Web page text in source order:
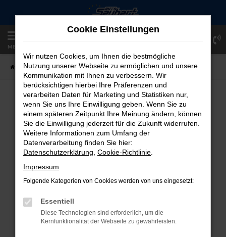
Zum
springen
MENÜ
Startseite Fahrzeugangebote Fahrzeug-Showroom
FAHRZEUG-SHOWROOM
FEHLER: NETWORK ERROR
Beim Laden ist ein Fehler aufgetreten.
Hier sind ein paar Tipps, die dir helfen können:
Überprüfe deine Firewall und deine
Internetverbindung.
Laden andere Webseiten, zum Beispiel
Cookie Einstellungen
Wir nutzen Cookies, um Ihnen die bestmögliche
Nutzung unserer Webseite zu ermöglichen und unsere
Kommunikation mit Ihnen zu verbessern. Wir
berücksichtigen hierbei Ihre Präferenzen und
verarbeiten Daten für Marketing und Statistiken nur,
wenn Sie uns Ihre Einwilligung geben. Wenn Sie zu
einem späteren Zeitpunkt Ihre Meinung ändern, können
Sie die Einwilligung jederzeit für die Zukunft widerrufen.
Weitere Informationen zum Umfang der
Datenverarbeitung finden Sie hier:
Datenschutzerklärung Cookie-Richtlinie
Impressum
Folgende Kategorien von Cookies werden von uns eingesetzt:
Essentiell
Diese Technologien sind erforderlich, um die
Kernfunktionalität der Webseite zu gewährleisten.